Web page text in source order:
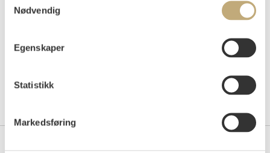
Nødvendig
Egenskaper
Statistikk
Markedsføring